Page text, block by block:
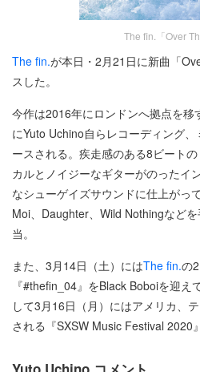
The fin.「Over
The fin.が本日・2月21日に新曲「
スした。
今作は2016年にロンドンへ拠点を移
にYuto Uchino自らレコーディング
ースされる。疾走感のある8ビート
カルとノイジーなギターがのったイ
なシューゲイズサウンドに仕上がっ
Moi、Daughter、Wild Nothingなど
当。
また、3月14日（土）にはThe fin.の
『#thefin_04』をBlack Boboiを迎
して3月16日（月）にはアメリカ、
される『SXSW Music Festival 2020